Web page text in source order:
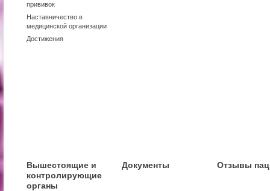
прививок
Наставничество в
медицинской организации
Достижения
Вышестоящие и
контролирующие
органы
Документы Отзывы